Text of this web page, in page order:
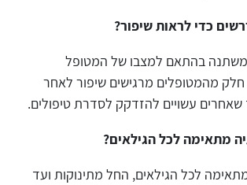
כדי לראות שיפור?
משתנה בהתאם למצבו של המטופל
מהמטופלים מרגישים שיפור לאחר
שאחרים עשויים להזדקק לסדרת טיפולים.
מתאימה לכל הגילאים?
לכל הגילאים, החל מתינוקות ועד